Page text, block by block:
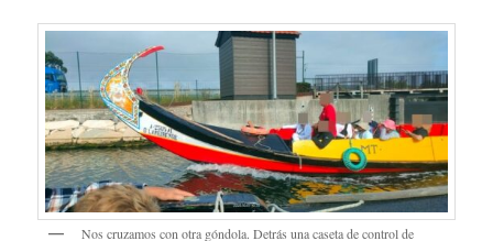
Nos cruzamos con otra góndola. Detrás una caseta de control de